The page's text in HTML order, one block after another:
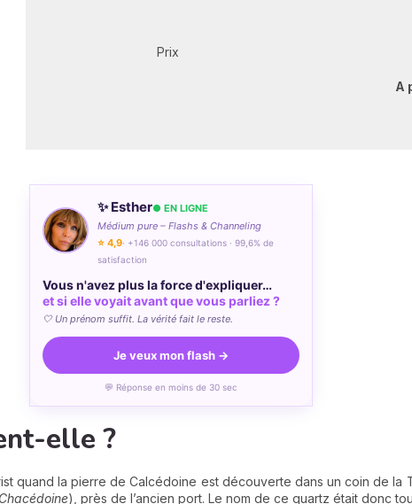
Prix
A
✨ Esther● EN LIGNE
Médium pure – Flashs & Channeling
⭐ 4,9· +146 000 consultations · 99,6% de
satisfaction
Vous n'avez plus la force d'expliquer…
et si elle voyait avant que vous parliez ?
🤍 Un prénom suffit. La vérité fait le reste.
Je veux mon flash →
💬 Réponse en moins de 30 sec
elle ?
quand la pierre de Calcédoine est découverte dans un coin de la
Chacédoine), près de l’ancien port. Le nom de ce quartz était donc